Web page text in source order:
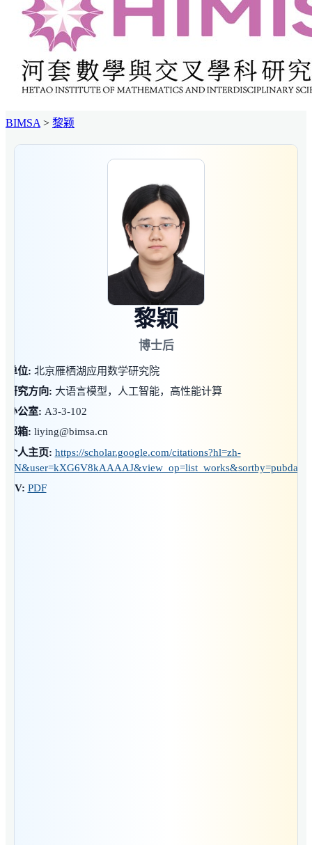
BIMSA > 黎颖
黎颖
博士后
单位: 北京雁栖湖应用数学研究院
研究方向: 大语言模型，人工智能，高性能计算
办公室: A3-3-102
邮箱: liying@bimsa.cn
个人主页: https://scholar.google.com/citations?hl=zh-
CN&user=kXG6V8kAAAAJ&view_op=list_works&sortby=pubdate
CV: PDF